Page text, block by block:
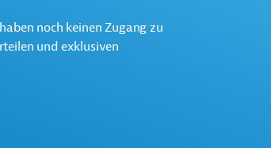
noch keinen Zugang zu
und exklusiven